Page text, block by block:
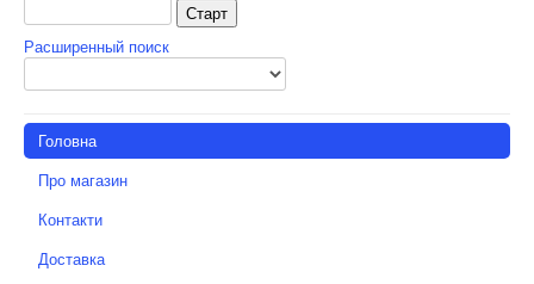
Расширенный поиск
Головна
Про магазин
Контакти
Доставка